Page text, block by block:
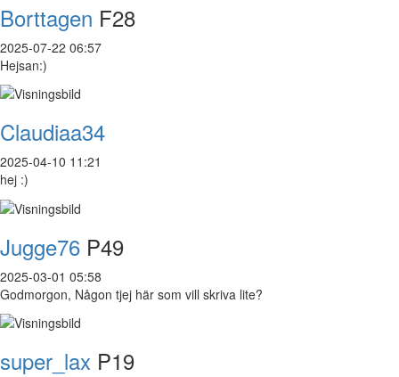
Borttagen F28
2025-07-22 06:57
Hejsan:)
Claudiaa34
2025-04-10 11:21
hej :)
Jugge76 P49
2025-03-01 05:58
Godmorgon, Någon tjej här som vill skriva lite?
super_lax P19